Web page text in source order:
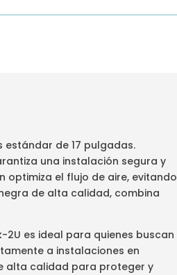
estándar de 17 pulgadas.
una instalación segura y
optimiza el flujo de aire, evitando
de alta calidad, combina
2U es ideal para quienes buscan
a instalaciones en
alta calidad para proteger y